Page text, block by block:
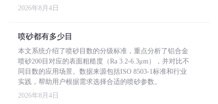
2026年8月4日
喷砂都有多少目
本文系统介绍了喷砂目数的分级标准，重点分析了铝合金
喷砂200目对应的表面粗糙度（Ra 3.2-6.3μm），并对比不
同目数的应用场景。数据来源包括ISO 8503-1标准和行业
实践，帮助用户根据需求选择合适的喷砂参数。
2026年8月4日